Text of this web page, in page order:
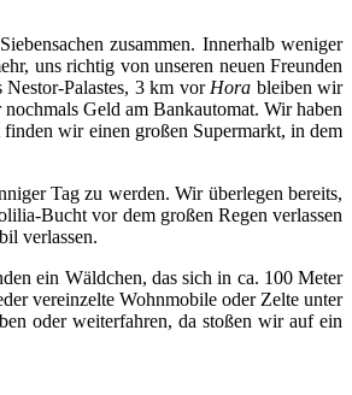
zusammen. Innerhalb weniger
uns richtig von unseren neuen Freunden
Palastes, 3 km vor Hora bleiben wir
Geld am Bankautomat. Wir haben
wir einen großen Supermarkt, in dem
Tag zu werden. Wir überlegen bereits,
Bucht vor dem großen Regen verlassen
verlassen.
ein Wäldchen, das sich in ca. 100 Meter
vereinzelte Wohnmobile oder Zelte unter
oder weiterfahren, da stoßen wir auf ein